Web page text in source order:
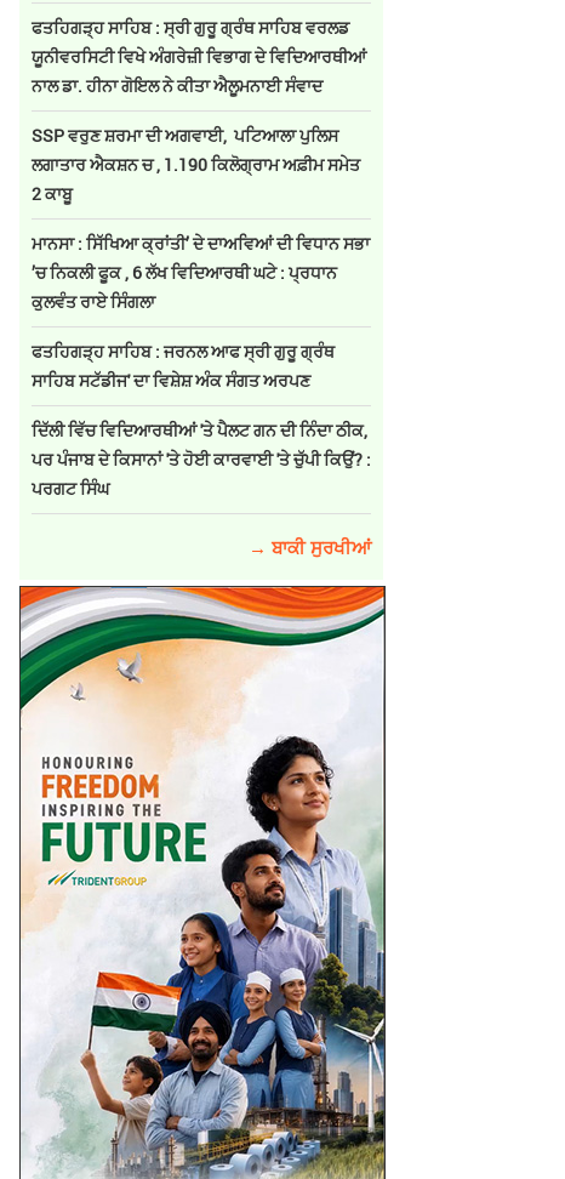
ਫਤਹਿਗੜ੍ਹ ਸਾਹਿਬ : ਸ੍ਰੀ ਗੁਰੂ ਗ੍ਰੰਥ ਸਾਹਿਬ ਵਰਲਡ
ਯੂਨੀਵਰਸਿਟੀ ਵਿਖੇ ਅੰਗਰੇਜ਼ੀ ਵਿਭਾਗ ਦੇ ਵਿਦਿਆਰਥੀਆਂ
ਨਾਲ ਡਾ. ਹੀਨਾ ਗੋਇਲ ਨੇ ਕੀਤਾ ਐਲੂਮਨਾਈ ਸੰਵਾਦ
SSP ਵਰੁਣ ਸ਼ਰਮਾ ਦੀ ਅਗਵਾਈ, ਪਟਿਆਲਾ ਪੁਲਿਸ
ਲਗਾਤਾਰ ਐਕਸ਼ਨ ਚ , 1.190 ਕਿਲੋਗ੍ਰਾਮ ਅਫ਼ੀਮ ਸਮੇਤ
2 ਕਾਬੂ
ਮਾਨਸਾ : ਸਿੱਖਿਆ ਕ੍ਰਾਂਤੀ’ ਦੇ ਦਾਅਵਿਆਂ ਦੀ ਵਿਧਾਨ ਸਭਾ
’ਚ ਨਿਕਲੀ ਫੂਕ , 6 ਲੱਖ ਵਿਦਿਆਰਥੀ ਘਟੇ : ਪ੍ਰਧਾਨ
ਕੁਲਵੰਤ ਰਾਏ ਸਿੰਗਲਾ
ਫਤਹਿਗੜ੍ਹ ਸਾਹਿਬ : ਜਰਨਲ ਆਫ ਸ੍ਰੀ ਗੁਰੂ ਗ੍ਰੰਥ
ਸਾਹਿਬ ਸਟੱਡੀਜ' ਦਾ ਵਿਸ਼ੇਸ਼ ਅੰਕ ਸੰਗਤ ਅਰਪਣ
ਦਿੱਲੀ ਵਿੱਚ ਵਿਦਿਆਰਥੀਆਂ 'ਤੇ ਪੈਲਟ ਗਨ ਦੀ ਨਿੰਦਾ ਠੀਕ,
ਪਰ ਪੰਜਾਬ ਦੇ ਕਿਸਾਨਾਂ 'ਤੇ ਹੋਈ ਕਾਰਵਾਈ 'ਤੇ ਚੁੱਪੀ ਕਿਉਂ? :
ਪਰਗਟ ਸਿੰਘ
→ ਬਾਕੀ ਸੁਰਖੀਆਂ